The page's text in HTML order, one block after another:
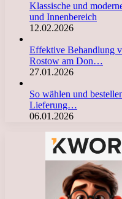
Klassische und
und Innenbereich
12.02.2026
Effektive Behandlung
Rostow am Don…
27.01.2026
So wählen und
Lieferung…
06.01.2026